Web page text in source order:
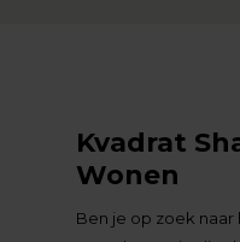
Kvadrat
Wonen
Ben je op zoek